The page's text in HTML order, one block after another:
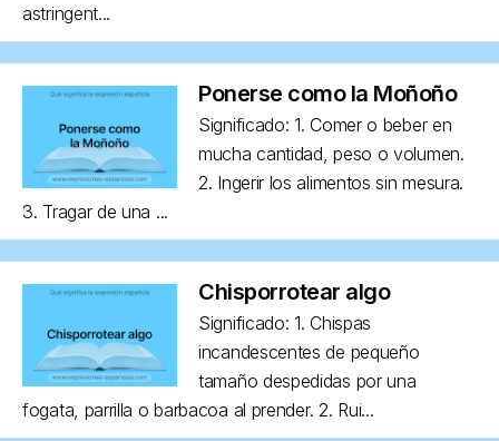
astringent...
Ponerse como la Moñoño
Significado: 1. Comer o beber en
mucha cantidad, peso o volumen.
2. Ingerir los alimentos sin mesura.
3. Tragar de una ...
Chisporrotear algo
Significado: 1. Chispas
incandescentes de pequeño
tamaño despedidas por una
fogata, parrilla o barbacoa al prender. 2. Rui...